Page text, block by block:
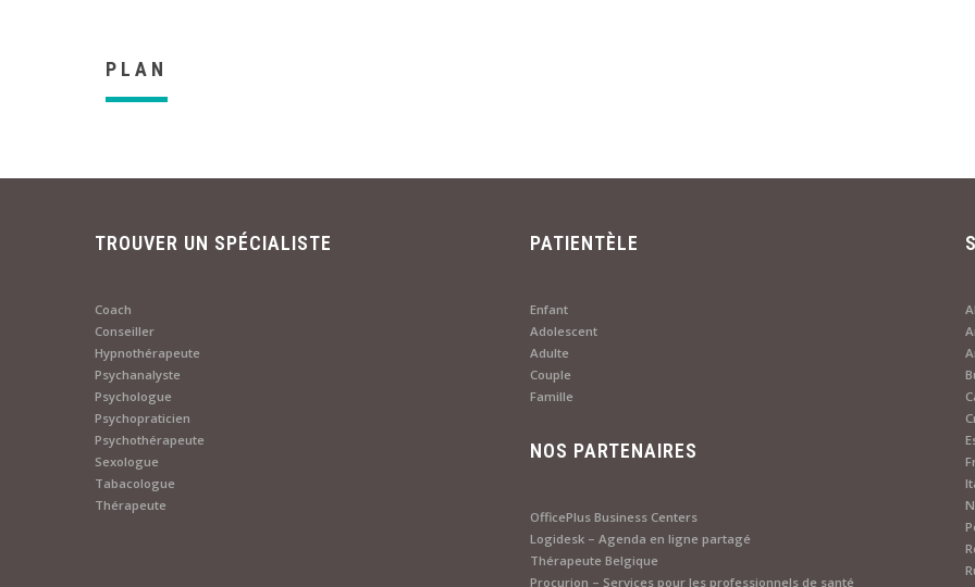
PLAN
TROUVER UN SPÉCIALISTE
Coach
Conseiller
Hypnothérapeute
Psychanalyste
Psychologue
Psychopraticien
Psychothérapeute
Sexologue
Tabacologue
Thérapeute
PATIENTÈLE
Enfant
Adolescent
Adulte
Couple
Famille
NOS PARTENAIRES
OfficePlus Business Centers
Logidesk – Agenda en ligne partagé
Thérapeute Belgique
Procurion – Services pour les professionnels de santé